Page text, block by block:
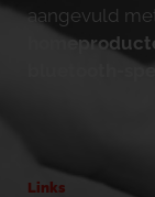
aangevuld
bluetooth-
Links